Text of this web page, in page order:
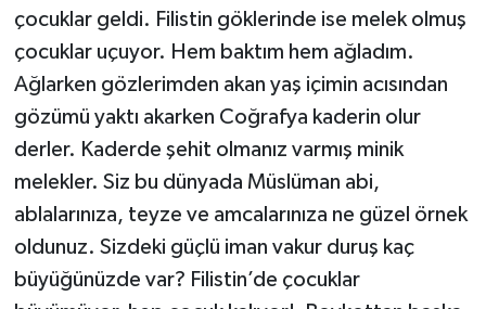
çocuklar geldi. Filistin göklerinde ise melek olmuş
çocuklar uçuyor. Hem baktım hem ağladım.
Ağlarken gözlerimden akan yaş içimin acısından
gözümü yaktı akarken Coğrafya kaderin olur
derler. Kaderde şehit olmanız varmış minik
melekler. Siz bu dünyada Müslüman abi,
ablalarınıza, teyze ve amcalarınıza ne güzel örnek
oldunuz. Sizdeki güçlü iman vakur duruş kaç
büyüğünüzde var? Filistin’de çocuklar